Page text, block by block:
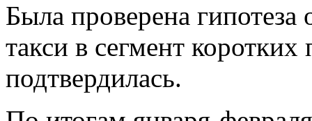
Была проверена
такси в сегмент
подтвердилась.